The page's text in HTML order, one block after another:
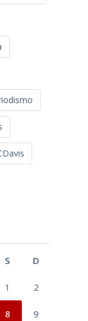
S D
1 2
8 9